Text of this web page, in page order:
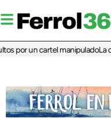
un cartel manipuladoLa